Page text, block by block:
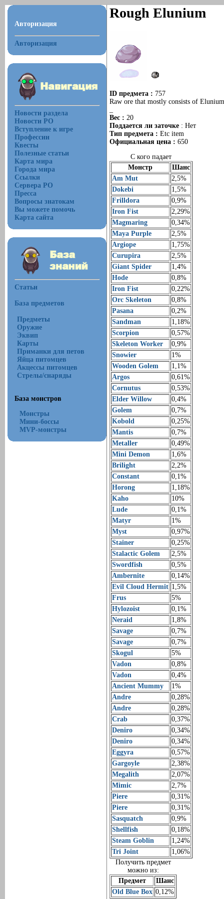
Авторизация
Авторизация
Новости раздела
Новости РО
Вступление к игре
Профессии
Квесты
Полезные статьи
Карта мира
Города мира
Ссылки
Сервера РО
Пресса
Вопросы знатокам
Вы можете помочь
Карта сайта
Статьи
База предметов
Предметы
Оружие
Эквип
Карты
Приманки для петов
Яйца питомцев
Акцессы питомцев
Стрелы/снаряды
База монстров
Монстры
Мини-боссы
MVP-монстры
Rough Elunium
ID предмета : 757
Raw ore that mostly consists of
Вес : 20
Поддается ли заточке : Нет
Тип предмета :Etc item
Официальная цена :650
С кого падает
Монстр
Шанс
Am Mut
2,5%
Dokebi
1,5%
Frilldora
0,9%
Iron Fist
2,29%
Magmaring
0,34%
Maya Purple
2,5%
Argiope
1,75%
Curupira
2,5%
Giant Spider
1,4%
Hode
0,8%
Iron Fist
0,22%
Orc Skeleton
0,8%
Pasana
0,2%
Sandman
1,18%
Scorpion
0,57%
Skeleton Worker
0,9%
Snowier
1%
Wooden Golem
1,1%
Argos
0,61%
Cornutus
0,53%
Elder Willow
0,4%
Golem
0,7%
Kobold
0,25%
Mantis
0,7%
Metaller
0,49%
Mini Demon
1,6%
Brilight
2,2%
Constant
0,1%
Horong
1,18%
Kaho
10%
Lude
0,1%
Matyr
1%
Myst
0,97%
Stainer
0,25%
Stalactic Golem
2,5%
Swordfish
0,5%
Ambernite
0,14%
Evil Cloud Hermit 1,5%
Frus
5%
Hylozoist
0,1%
Neraid
1,8%
Savage
0,7%
Savage
0,7%
Skogul
5%
Vadon
0,8%
Vadon
0,4%
Ancient Mummy
1%
Andre
0,28%
Andre
0,28%
Crab
0,37%
Deniro
0,34%
Deniro
0,34%
Eggyra
0,57%
Gargoyle
2,38%
Megalith
2,07%
Mimic
2,7%
Piere
0,31%
Piere
0,31%
Sasquatch
0,9%
Shellfish
0,18%
Steam Goblin
1,24%
Tri Joint
1,06%
Получить предмет
можно из:
Предмет
Шанс
Old Blue Box 0,12%